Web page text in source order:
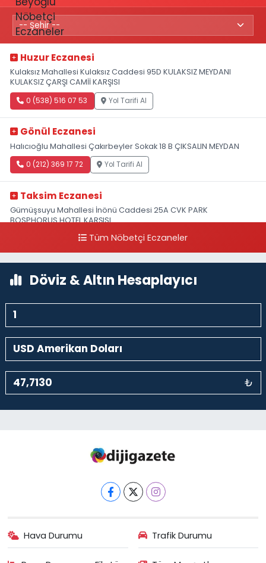
Huzur Eczanesi
Kulaksız Mahallesi Kulaksız Caddesi 95D KULAKSIZ MEYDANI
KULAKSIZ ÇARŞI CAMİİ KARŞISI
0 (538) 516 07 53 Yol Tarifi Al
Gönül Eczanesi
Halıcıoğlu Mahallesi Çakırbeyler Sokak 18 B ÇIKSALIN MEYDAN
0 (212) 369 17 72 Yol Tarifi Al
Taksim Eczanesi
Gümüşsuyu Mahallesi İnönü Caddesi 25A CVK PARK
BOSPHORUS HOTEL KARŞISI
0 (212) 249 50 99 Yol Tarifi Al
Tüm Nöbetçi Eczaneler
Döviz & Altın Hesaplayıcı
₺
Hava Durumu Trafik Durumu